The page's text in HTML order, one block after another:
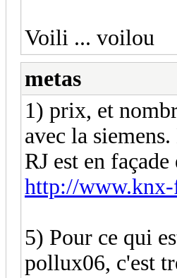
Voili ... voilou
metas
1) prix, et
avec la
RJ est en
http://www.knx-
5) Pour ce qui
pollux06, c'est